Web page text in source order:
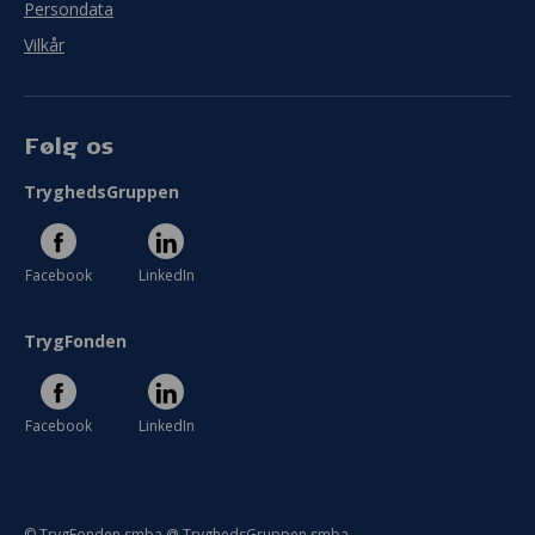
Persondata
Vilkår
Følg os
TryghedsGruppen
Facebook LinkedIn
TrygFonden
Facebook LinkedIn